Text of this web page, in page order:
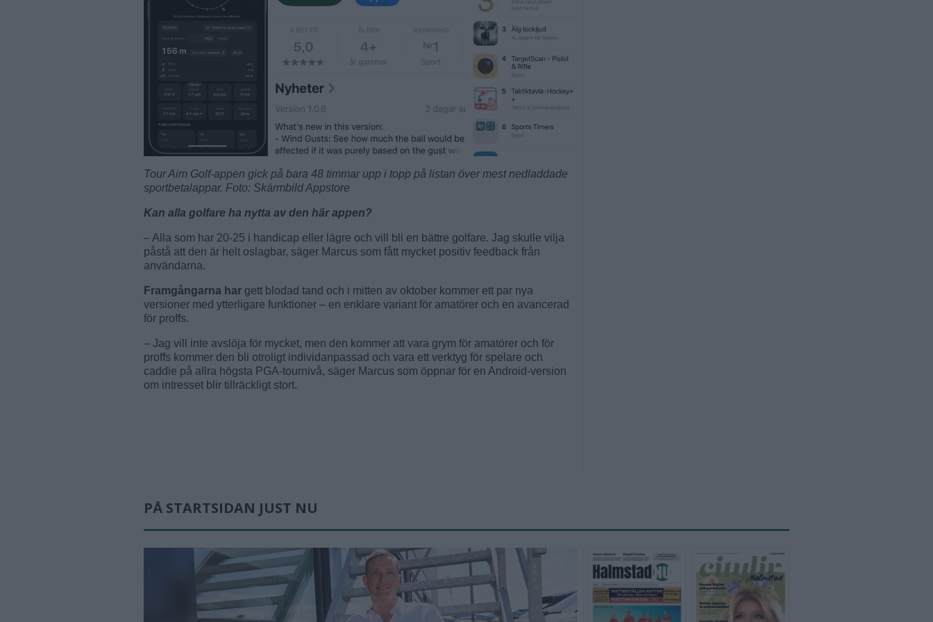
Tour Aim Golf-appen gick på bara 48 timmar upp i topp på listan över mest nedladdade
sportbetalappar. Foto: Skärmbild Appstore
Kan alla golfare ha nytta av den här appen?
– Alla som har 20-25 i handicap eller lägre och vill bli en bättre golfare. Jag skulle vilja
påstå att den är helt oslagbar, säger Marcus som fått mycket positiv feedback från
användarna.
Framgångarna har gett blodad tand och i mitten av oktober kommer ett par nya
versioner med ytterligare funktioner – en enklare variant för amatörer och en avancerad
för proffs.
– Jag vill inte avslöja för mycket, men den kommer att vara grym för amatörer och för
proffs kommer den bli otroligt individanpassad och vara ett verktyg för spelare och
caddie på allra högsta PGA-tournivå, säger Marcus som öppnar för en Android-version
om intresset blir tillräckligt stort.
PÅ STARTSIDAN JUST NU